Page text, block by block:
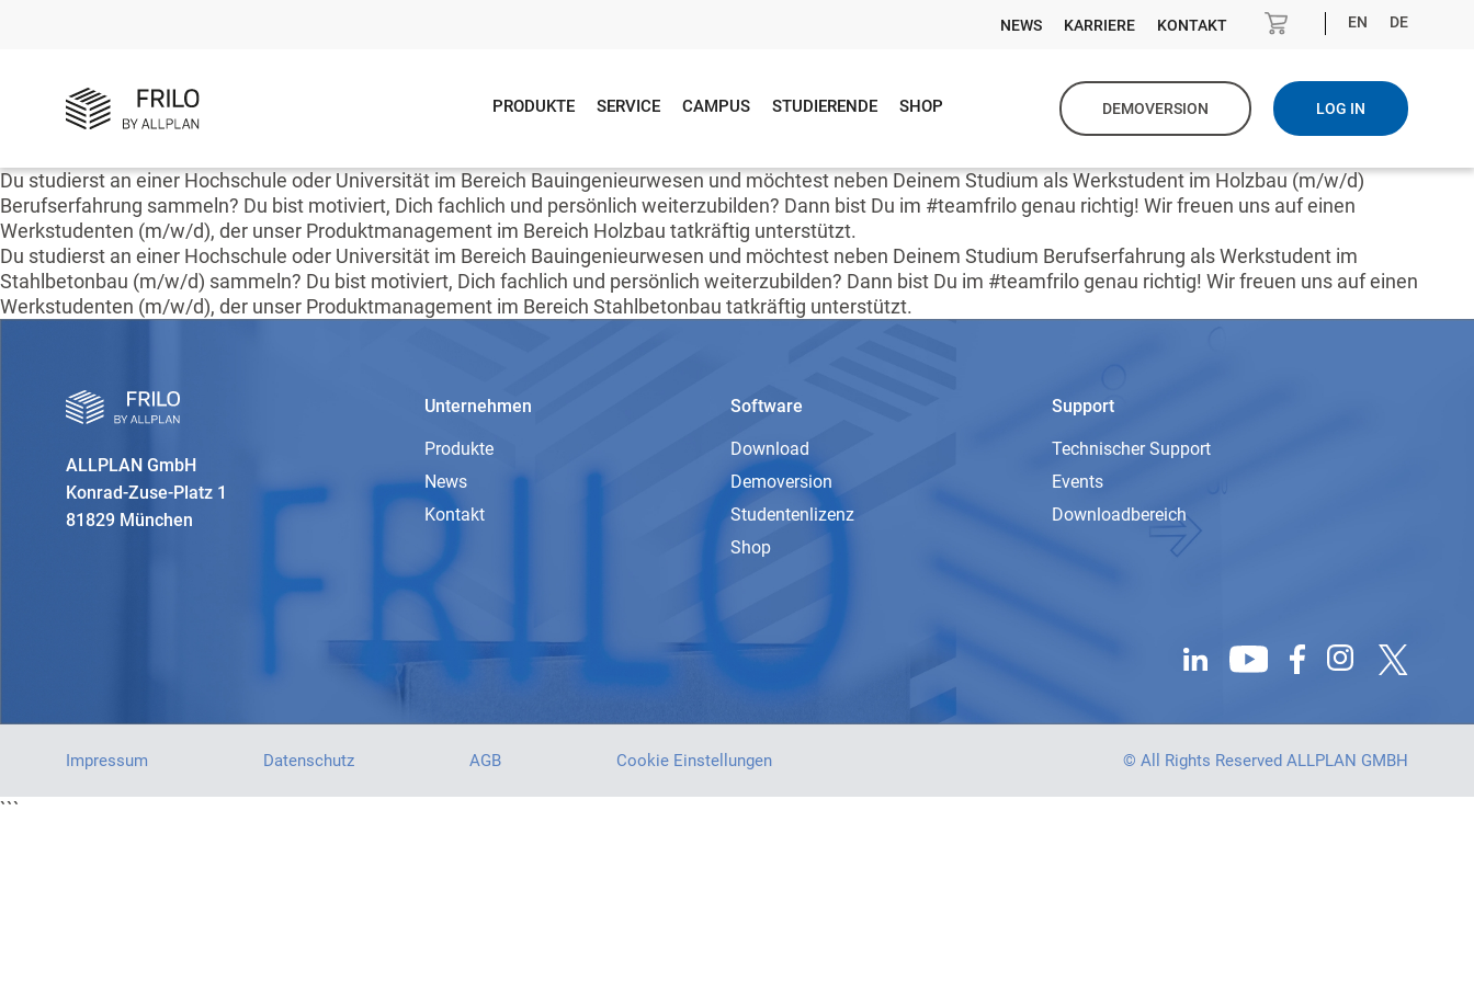
NEWS KARRIERE KONTAKT EN DE
PRODUKTE SERVICE CAMPUS STUDIERENDE SHOP DEMOVERSION LOG IN
Du studierst an einer Hochschule oder Universität im Bereich Bauingenieurwesen und möchtest neben Deinem Studium als Werkstudent im Holzbau (m/w/d)
Berufserfahrung sammeln? Du bist motiviert, Dich fachlich und persönlich weiterzubilden? Dann bist Du im #teamfrilo genau richtig! Wir freuen uns auf einen
Werkstudenten (m/w/d), der unser Produktmanagement im Bereich Holzbau tatkräftig unterstützt.
Du studierst an einer Hochschule oder Universität im Bereich Bauingenieurwesen und möchtest neben Deinem Studium Berufserfahrung als Werkstudent im
Stahlbetonbau (m/w/d) sammeln? Du bist motiviert, Dich fachlich und persönlich weiterzubilden? Dann bist Du im #teamfrilo genau richtig! Wir freuen uns auf einen
Werkstudenten (m/w/d), der unser Produktmanagement im Bereich Stahlbetonbau tatkräftig unterstützt.
ALLPLAN GmbH
Konrad-Zuse-Platz 1
81829 München
Unternehmen
Produkte
News
Kontakt
Software
Download
Demoversion
Studentenlizenz
Shop
Support
Technischer Support
Events
Downloadbereich
Impressum Datenschutz AGB Cookie Einstellungen © All Rights Reserved ALLPLAN GMBH
```